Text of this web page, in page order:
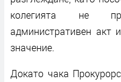
колегията не
административен акт
значение.
Докато чака